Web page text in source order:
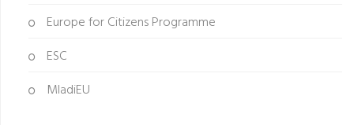
Europe for Citizens Programme
ESC
MladiEU